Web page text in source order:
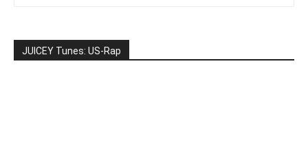
JUICEY Tunes: US-Rap